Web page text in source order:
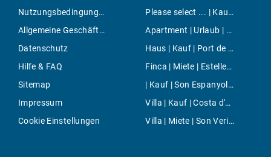
Nutzungsbedingungen
Allgemeine Geschäftsbedingungen
Datenschutz
Hilfe & FAQ
Sitemap
Impressum
Cookie Einstellungen
Please select ... | Kauf | Ses Salines
Apartment | Urlaub | Cala Mendia
Haus | Kauf | Port de SÃ³ller
Finca | Miete | Estellencs
| Kauf | Son Espanyolet
Villa | Kauf | Costa d'en Blanes
Villa | Miete | Son Veri Nou